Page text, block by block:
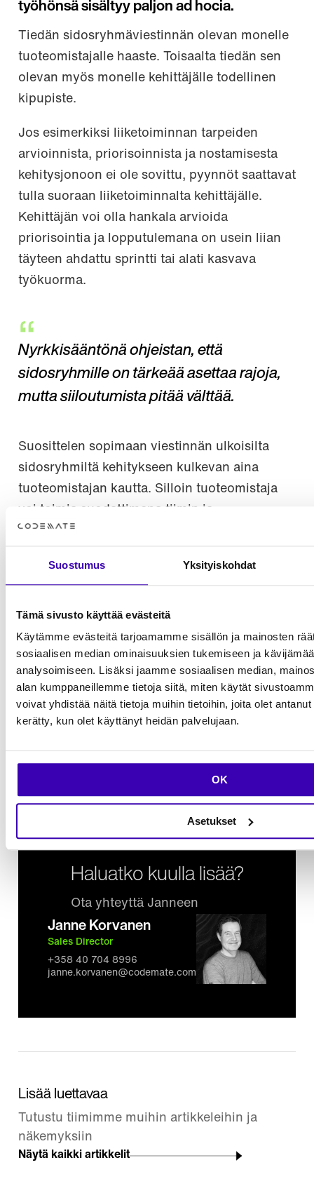
Suostumus Yksityiskohdat
Tämä sivusto käyttää evästeitä
Käytämme evästeitä tarjoamamme sisällön ja mainosten
sosiaalisen median ominaisuuksien tukemiseen ja
analysoimiseen. Lisäksi jaamme sosiaalisen median,
alan kumppaneillemme tietoja siitä, miten käytät
voivat yhdistää näitä tietoja muihin tietoihin, joita olet
kerätty, kun olet käyttänyt heidän palvelujaan.
OK
Asetukset
työhönsä sisältyy paljon ad hocia.
Tiedän sidosryhmäviestinnän olevan monelle
tuoteomistajalle haaste. Toisaalta tiedän sen
olevan myös monelle kehittäjälle todellinen
kipupiste.
Jos esimerkiksi liiketoiminnan tarpeiden
arvioinnista, priorisoinnista ja nostamisesta
kehitysjonoon ei ole sovittu, pyynnöt saattavat
tulla suoraan liiketoiminnalta kehittäjälle.
Kehittäjän voi olla hankala arvioida
priorisointia ja lopputulemana on usein liian
täyteen ahdattu sprintti tai alati kasvava
työkuorma.
Nyrkkisääntönä ohjeistan, että
sidosryhmille on tärkeää asettaa rajoja,
mutta siiloutumista pitää välttää.
Suosittelen sopimaan viestinnän ulkoisilta
sidosryhmiltä kehitykseen kulkevan aina
tuoteomistajan kautta. Silloin tuoteomistaja
voi toimia suodattimena tiimin ja
tuotehallinnon tai liiketoiminnan välillä.
ja mahdollistaa keskittymisen olennaiseen.
Kun haluat tiimin, joka tuntee parhaat
toimintatavat.
Codematella on yli 15 vuoden kokemus
erilaisista hankkeista, toimialoista,
tiimikokoonpanoista ja työkulttuureista.
käytänteet ja toimivimmat työskentelytavat,
joita soveltamalla löytyy parhaat keinot
jouhevaan etenemiseen.
Haluatko kuulla lisää?
Ota yhteyttä Janneen
Janne Korvanen
Sales Director
+358 40 704 8996
janne.korvanen@codemate.com
Lisää luettavaa
Tutustu tiimimme muihin artikkeleihin ja
näkemyksiin
Näytä kaikki artikkelit